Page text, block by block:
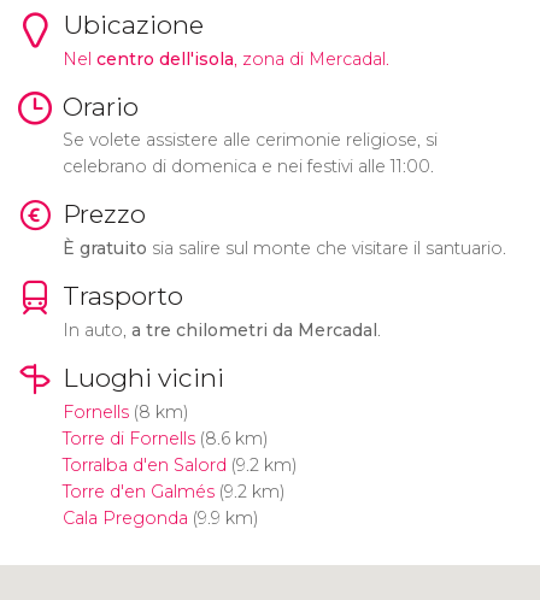
Ubicazione
Nel centro dell'isola , zona di Mercadal.
Orario
Se volete assistere alle cerimonie religiose, si
celebrano di domenica e nei festivi alle 11:00.
Prezzo
È gratuito sia salire sul monte che visitare il santuario.
Trasporto
In auto, a tre chilometri da Mercadal.
Luoghi vicini
Fornells(8 km)
Torre di Fornells(8.6 km)
Torralba d'en Salord (9.2 km)
Torre d'en Galmés(9.2 km)
Cala Pregonda (9.9 km)